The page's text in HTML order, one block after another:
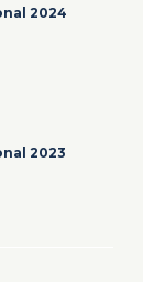
2024
2023